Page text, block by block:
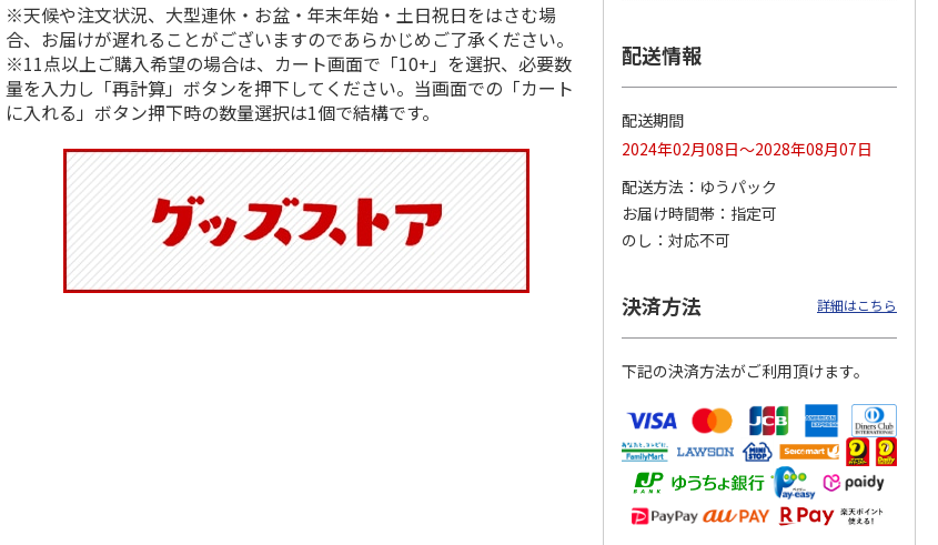
マグ
・き
陶器ダイカットマグ
カップ ポムポムプ
リン CHMGD4
2,970円
(送料別・税込)
抗菌食洗機対応 ふ
わっと弁当箱 530ml
水森亜土 PF …
1,760円
(送料別・税込)
ふわっとフタタイト
ランチボックス角型
パペットスンスン
R…
1,485円
(送料別・税込)
マスコット入りドリ
ンクボトル ハロー
キティ PSPR5MC
(送料別・税込)
コーデュロイ生地ラ
キティ KCOB2
2,200円
(送料別・税込)
マスコット付箸・箸
※天候や注文状況、大型連休・お盆・年末年始・土日祝日をはさむ場
合、お届けが遅れることがございますのであらかじめご了承ください。
※11点以上ご購入希望の場合は、カート画面で「10+」を選択、必要数
量を入力し「再計算」ボタンを押下してください。当画面での「カート
に入れる」ボタン押下時の数量選択は1個で結構です。
配送情報
配送期間
2024年02月08日～2028年08月07日
配送方法
ゆうパック
お届け時間帯
指定可
のし
対応不可
決済方法 詳細はこちら
下記の決済方法がご利用頂けます。